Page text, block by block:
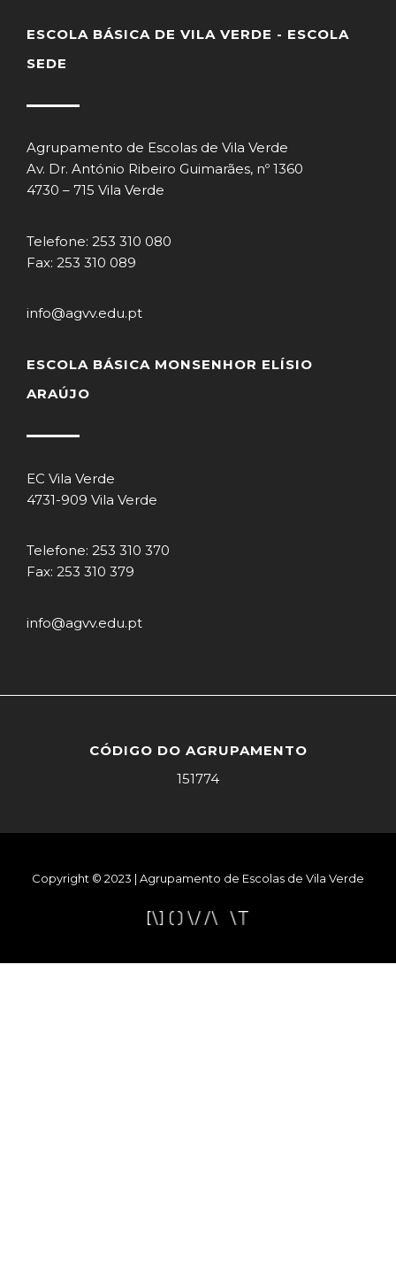
ESCOLA BÁSICA DE VILA VERDE - ESCOLA
SEDE
Agrupamento de Escolas de Vila Verde
Av. Dr. António Ribeiro Guimarães, nº 1360
4730 – 715 Vila Verde
Telefone: 253 310 080
Fax: 253 310 089
info@agvv.edu.pt
ESCOLA BÁSICA MONSENHOR ELÍSIO
ARAÚJO
EC Vila Verde
4731-909 Vila Verde
Telefone: 253 310 370
Fax: 253 310 379
info@agvv.edu.pt
CÓDIGO DO AGRUPAMENTO
151774
Copyright © 2023 | Agrupamento de Escolas de Vila Verde